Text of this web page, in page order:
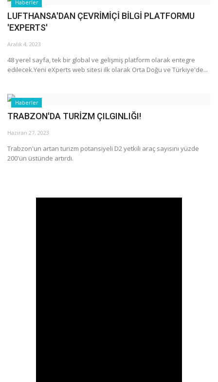
Haberler
LUFTHANSA'DAN ÇEVRİMİÇİ BİLGİ PLATFORMU
'EXPERTS'
Aralık 4, 2023
48 yerel sayfa, tek bir global ve gelişmiş platform olarak entegre
edilecek.Yeni eXperts web sitesi ilk olarak Orta Doğu ve Türkiye'de...
Haberler
TRABZON'DA TURİZM ÇILGINLIĞI!
Haziran 27, 2023
Trabzon'un artan turizm potansiyeli D2 yetkili araç sayısını yüzde
200'ün üstünde artırdı.